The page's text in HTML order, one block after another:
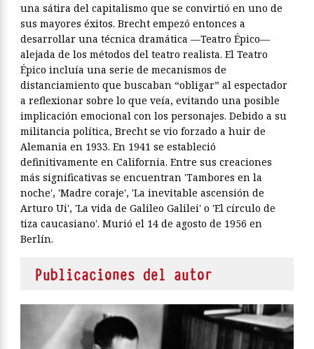
una sátira del capitalismo que se convirtió en uno de
sus mayores éxitos. Brecht empezó entonces a
desarrollar una técnica dramática —Teatro Épico—
alejada de los métodos del teatro realista. El Teatro
Épico incluía una serie de mecanismos de
distanciamiento que buscaban “obligar” al espectador
a reflexionar sobre lo que veía, evitando una posible
implicación emocional con los personajes. Debido a su
militancia política, Brecht se vio forzado a huir de
Alemania en 1933. En 1941 se estableció
definitivamente en California. Entre sus creaciones
más significativas se encuentran 'Tambores en la
noche', 'Madre coraje', 'La inevitable ascensión de
Arturo Ui', 'La vida de Galileo Galilei' o 'El círculo de
tiza caucasiano'. Murió el 14 de agosto de 1956 en
Berlín.
Publicaciones del autor